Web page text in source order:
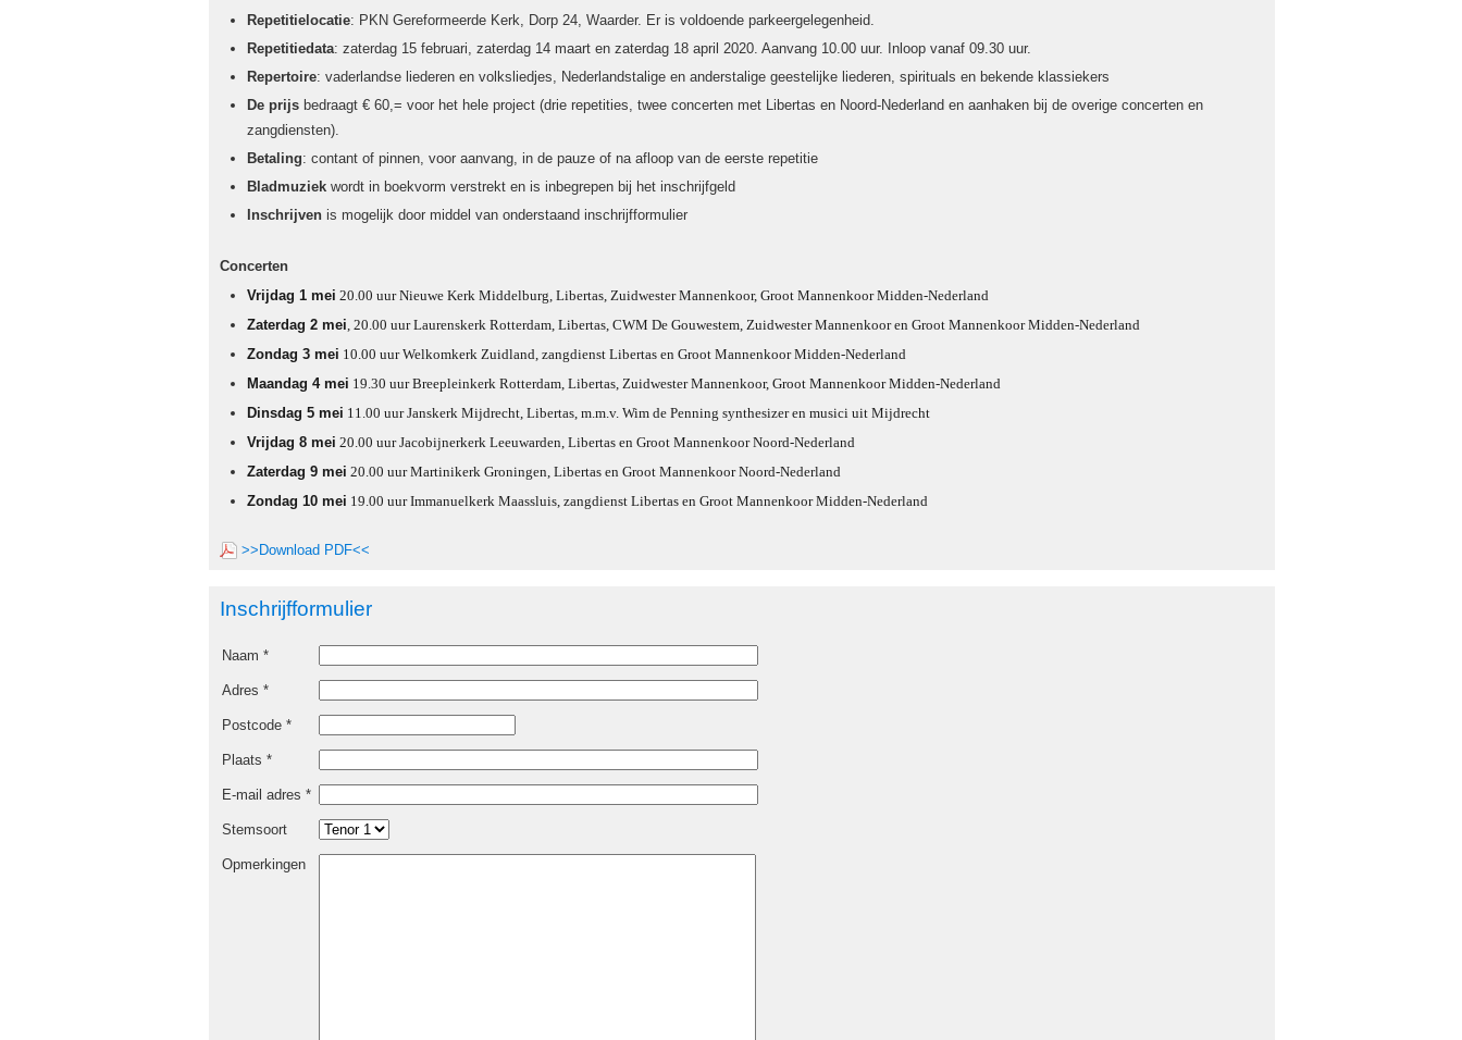
Repetitielocatie: PKN Gereformeerde Kerk, Dorp 24, Waarder. Er is voldoende parkeergelegenheid.
Repetitiedata: zaterdag 15 februari, zaterdag 14 maart en zaterdag 18 april 2020. Aanvang 10.00 uur. Inloop vanaf 09.30 uur.
Repertoire: vaderlandse liederen en volksliedjes, Nederlandstalige en anderstalige geestelijke liederen, spirituals en bekende klassiekers
De prijs bedraagt € 60,= voor het hele project (drie repetities, twee concerten met Libertas en Noord-Nederland en aanhaken bij de overige concerten en
zangdiensten).
Betaling: contant of pinnen, voor aanvang, in de pauze of na afloop van de eerste repetitie
Bladmuziek wordt in boekvorm verstrekt en is inbegrepen bij het inschrijfgeld
Inschrijven is mogelijk door middel van onderstaand inschrijfformulier
Concerten
Vrijdag 1 mei 20.00 uur Nieuwe Kerk Middelburg, Libertas, Zuidwester Mannenkoor, Groot Mannenkoor Midden-Nederland
Zaterdag 2 mei, 20.00 uur Laurenskerk Rotterdam, Libertas, CWM De Gouwestem, Zuidwester Mannenkoor en Groot Mannenkoor Midden-Nederland
Zondag 3 mei 10.00 uur Welkomkerk Zuidland, zangdienst Libertas en Groot Mannenkoor Midden-Nederland
Maandag 4 mei 19.30 uur Breepleinkerk Rotterdam, Libertas, Zuidwester Mannenkoor, Groot Mannenkoor Midden-Nederland
Dinsdag 5 mei 11.00 uur Janskerk Mijdrecht, Libertas, m.m.v. Wim de Penning synthesizer en musici uit Mijdrecht
Vrijdag 8 mei 20.00 uur Jacobijnerkerk Leeuwarden, Libertas en Groot Mannenkoor Noord-Nederland
Zaterdag 9 mei 20.00 uur Martinikerk Groningen, Libertas en Groot Mannenkoor Noord-Nederland
Zondag 10 mei 19.00 uur Immanuelkerk Maassluis, zangdienst Libertas en Groot Mannenkoor Midden-Nederland
>>Download PDF<<
Inschrijfformulier
Naam *
Adres *
Postcode *
Plaats *
E-mail adres *
Stemsoort
Opmerkingen